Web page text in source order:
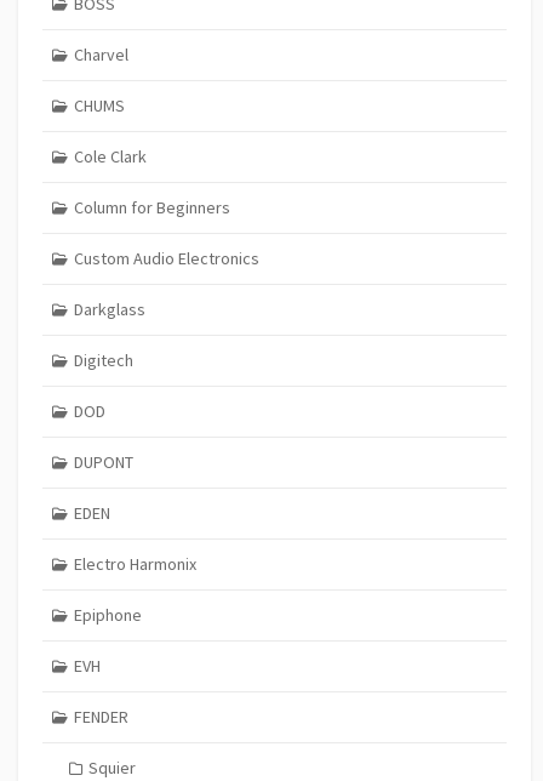
Charvel
CHUMS
Cole Clark
Column for Beginners
Custom Audio Electronics
Darkglass
Digitech
DOD
DUPONT
EDEN
Electro Harmonix
Epiphone
EVH
FENDER
Squier